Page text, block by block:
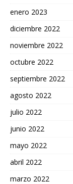
enero 2023
diciembre 2022
noviembre 2022
octubre 2022
septiembre 2022
agosto 2022
julio 2022
junio 2022
mayo 2022
abril 2022
marzo 2022